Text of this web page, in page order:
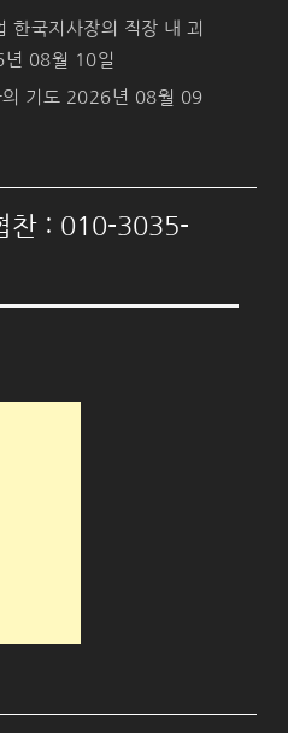
한국지사장의 직장 내 괴
08월 10일
기도 2026년 08월 09
찬 : 010-3035-